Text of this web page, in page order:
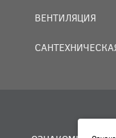
ВЕНТИЛЯЦИЯ